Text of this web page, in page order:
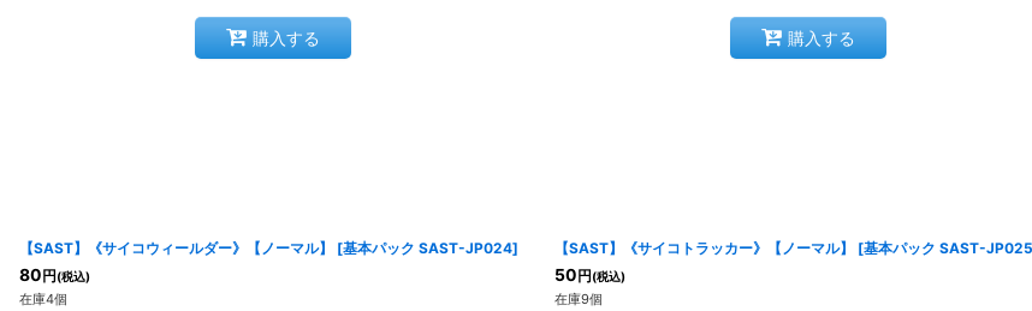
購入する 購入する
【SAST】《サイコウィールダー》【ノーマル】 [基本パック SAST-JP024]
80 円 (税込)
在庫4個
【SAST】《サイコトラッカー》【ノーマル】 [基本パック SAST-JP025
50 円 (税込)
在庫9個